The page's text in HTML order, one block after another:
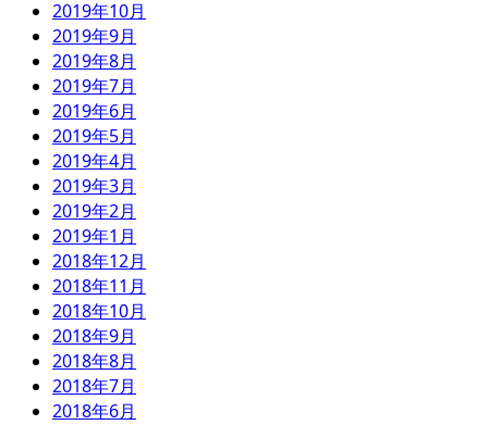
2019年10月
2019年9月
2019年8月
2019年7月
2019年6月
2019年5月
2019年4月
2019年3月
2019年2月
2019年1月
2018年12月
2018年11月
2018年10月
2018年9月
2018年8月
2018年7月
2018年6月